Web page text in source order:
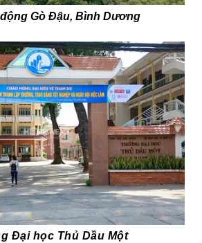
Gò Đậu, Bình Dương
Đại học Thủ Dầu Một